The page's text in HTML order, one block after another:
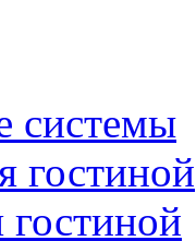
системы
гостиной
гостиной